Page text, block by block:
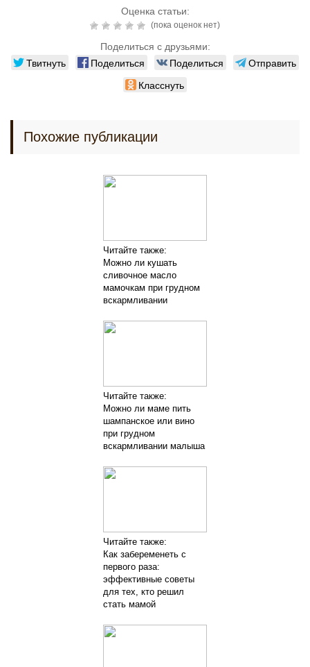
Оценка статьи:
(пока оценок нет)
Поделиться с друзьями:
Твитнуть Поделиться Поделиться
Отправить
Класснуть
Похожие публикации
Читайте также:
Можно ли кушать
сливочное масло
мамочкам при грудном
вскармливании
Читайте также:
Можно ли маме пить
шампанское или вино
при грудном
вскармливании малыша
Читайте также:
Как забеременеть с
первого раза:
эффективные советы
для тех, кто решил
стать мамой